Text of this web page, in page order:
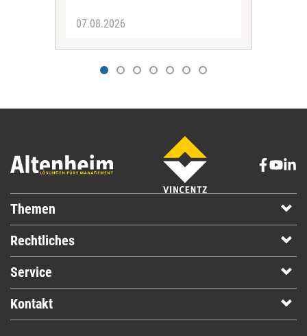
07.08.2026
Themen
Rechtliches
Service
Kontakt